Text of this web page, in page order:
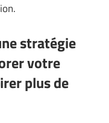
stratégie
votre
plus de